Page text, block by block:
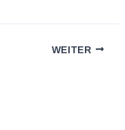
WEITER